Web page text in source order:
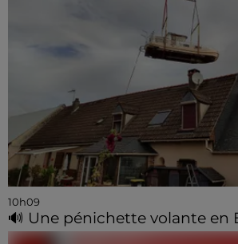
10h09
🔊 Une pénichette volante en